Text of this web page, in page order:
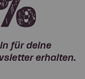
für deine
erhalten.